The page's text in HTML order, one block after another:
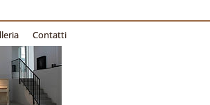
Contatti
Contatti